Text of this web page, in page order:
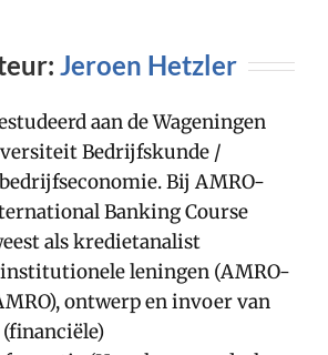
Jeroen Hetzler
aan de Wageningen
Bedrijfskunde /
Bij AMRO-
Banking Course
als kredietanalist
leningen (AMRO-
ontwerp en invoer van